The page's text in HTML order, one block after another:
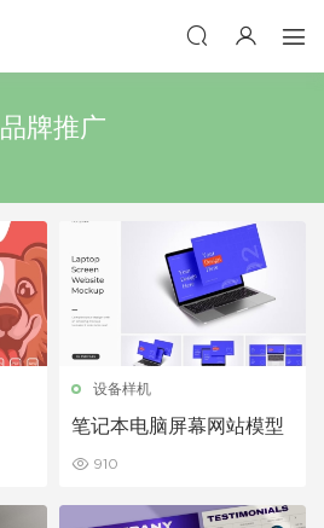
品牌推广
设备样机
笔记本电脑屏幕网站模型
910